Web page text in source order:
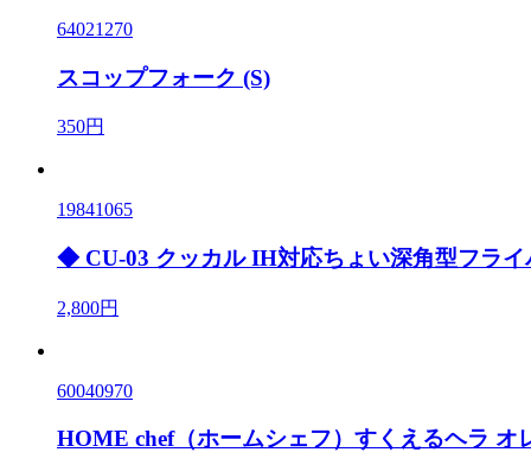
64021270
スコップフォーク (S)
350円
19841065
◆ CU-03 クッカル IH対応ちょい深角型フライ
2,800円
60040970
HOME chef（ホームシェフ）すくえるヘラ オ